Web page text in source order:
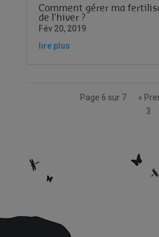
Comment gérer ma
de l’hiver ?
Fév 20, 2019
lire plus
Page 6 sur 7 «
3